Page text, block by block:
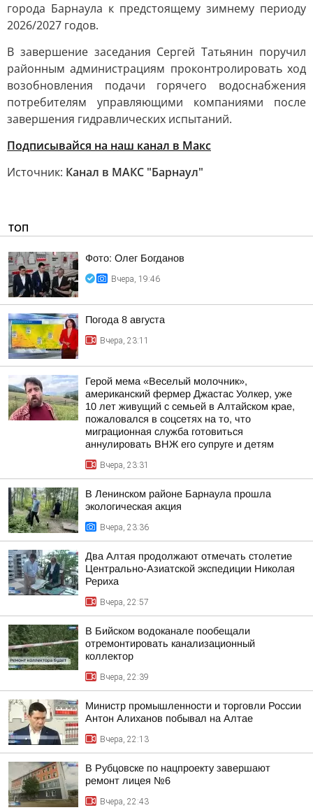
города Барнаула к предстоящему зимнему периоду
2026/2027 годов.
В завершение заседания Сергей Татьянин поручил
районным администрациям проконтролировать ход
возобновления подачи горячего водоснабжения
потребителям управляющими компаниями после
завершения гидравлических испытаний.
Подписывайся на наш канал в Макс
Источник: Канал в МАКС "Барнаул"
ТОП
Фото: Олег Богданов
Вчера, 19:46
Погода 8 августа
Вчера, 23:11
Герой мема «Веселый молочник»,
американский фермер Джастас Уолкер, уже
10 лет живущий с семьей в Алтайском крае,
пожаловался в соцсетях на то, что
миграционная служба готовиться
аннулировать ВНЖ его супруге и детям
Вчера, 23:31
В Ленинском районе Барнаула прошла
экологическая акция
Вчера, 23:36
Два Алтая продолжают отмечать столетие
Центрально-Азиатской экспедиции Николая
Рериха
Вчера, 22:57
В Бийском водоканале пообещали
отремонтировать канализационный
коллектор
Вчера, 22:39
Министр промышленности и торговли России
Антон Алиханов побывал на Алтае
Вчера, 22:13
В Рубцовске по нацпроекту завершают
ремонт лицея №6
Вчера, 22:43